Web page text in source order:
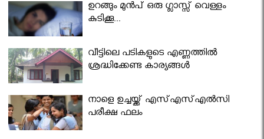
ഉറങ്ങും മുന്‍പ് ഒരു ഗ്ലാസ്സ് വെള്ളം
കുടിക്കൂ...
വീട്ടിലെ പടികളുടെ എണ്ണത്തിൽ
ശ്രദ്ധിക്കേണ്ട കാര്യങ്ങൾ
നാളെ ഉച്ചയ്ക്ക് എസ്എസ്എല്‍സി
പരീക്ഷ ഫലം